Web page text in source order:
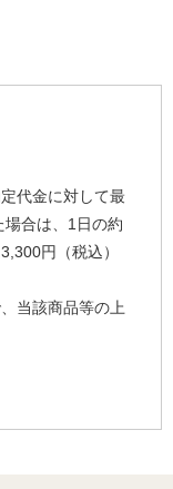
代金に対して最
合は、1日の約
円（税込）
当該商品等の上